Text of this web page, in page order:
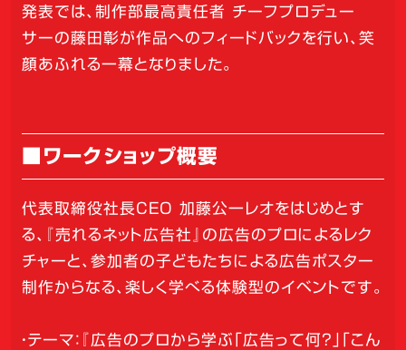
発表では、制作部最高責任者 チーフプロデュー
サーの藤田彰が作品へのフィードバックを行い、笑
顔あふれる一幕となりました。
■ワークショップ概要
代表取締役社長CEO 加藤公一レオをはじめとす
る、『売れるネット広告社』の広告のプロによるレク
チャーと、参加者の子どもたちによる広告ポスター
制作からなる、楽しく学べる体験型のイベントです。
・テーマ：『広告のプロから学ぶ「広告って何？」「こん